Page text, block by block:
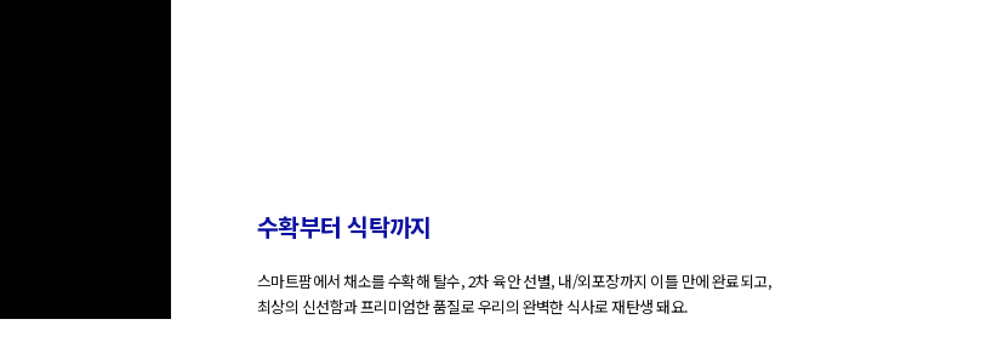
수확부터 식탁까지
스마트팜에서채소를수확해 탈수,2차육안선별, 내/외포장까지 이틀 만에완료되고,
최상의 신선함과프리미엄한품질로우리의 완벽한식사로재탄생돼요.